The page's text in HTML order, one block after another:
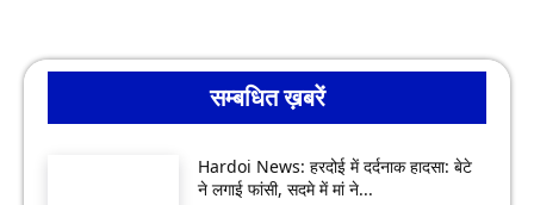
सम्बधित ख़बरें
Hardoi News: हरदोई में दर्दनाक हादसा: बेटे
ने लगाई फांसी, सदमे में मां ने...